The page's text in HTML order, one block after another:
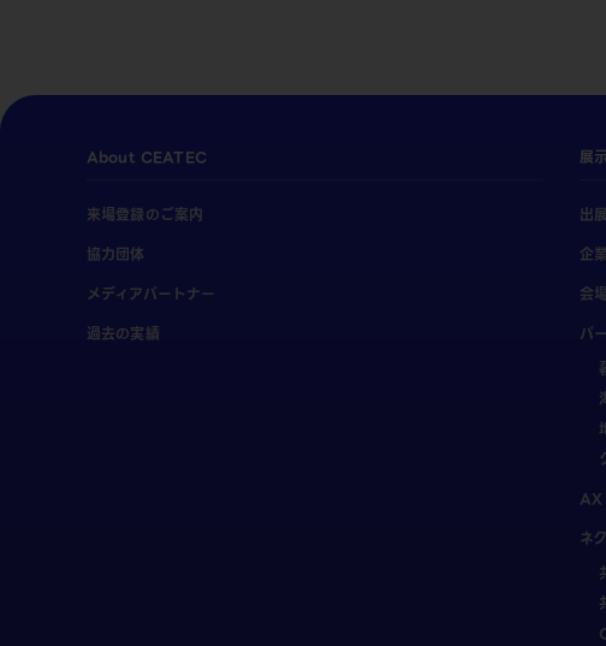
About CEATEC
来場登録のご案内
協力団体
メディアパートナー
過去の実績
展
出
企
会
パ
ネ